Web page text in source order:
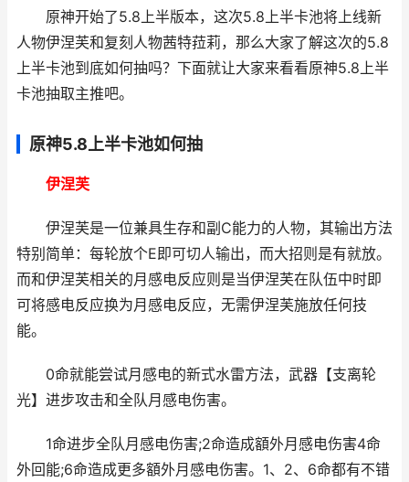
原神开始了5.8上半版本，这次5.8上半卡池将上线新
人物伊涅芙和复刻人物茜特菈莉，那么大家了解这次的5.8
上半卡池到底如何抽吗？下面就让大家来看看原神5.8上半
卡池抽取主推吧。
原神5.8上半卡池如何抽
伊涅芙
伊涅芙是一位兼具生存和副C能力的人物，其输出方法
特别简单：每轮放个E即可切人输出，而大招则是有就放。
而和伊涅芙相关的月感电反应则是当伊涅芙在队伍中时即
可将感电反应换为月感电反应，无需伊涅芙施放任何技
能。
0命就能尝试月感电的新式水雷方法，武器【支离轮
光】进步攻击和全队月感电伤害。
1命进步全队月感电伤害;2命造成額外月感电伤害4命
外回能;6命造成更多額外月感电伤害。1、2、6命都有不错